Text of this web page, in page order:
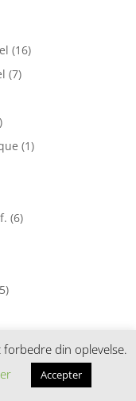
(16)
(7)
(1)
(6)
(7)
din oplevelse.
Accepter